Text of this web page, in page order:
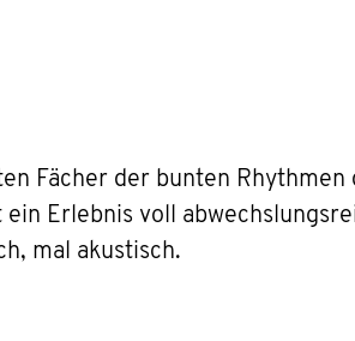
Fächer der bunten Rhythmen
Erlebnis voll
mal akustisch.